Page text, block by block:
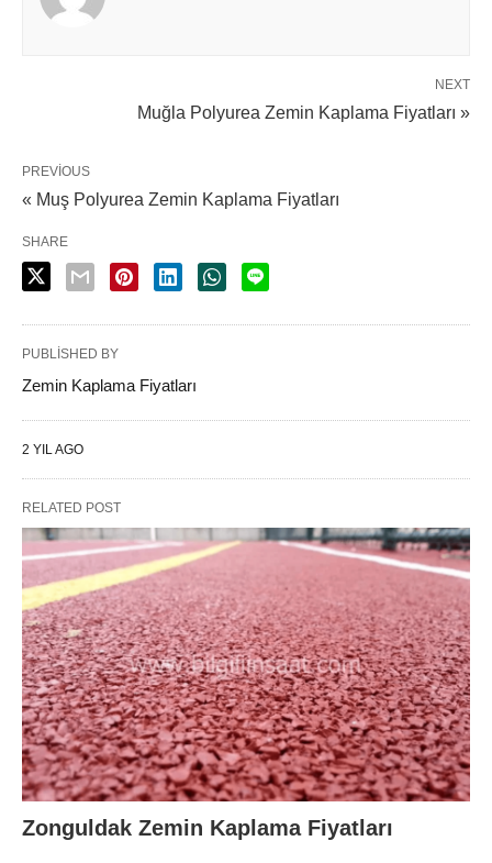
NEXT
Muğla Polyurea Zemin Kaplama Fiyatları »
PREVIOUS
« Muş Polyurea Zemin Kaplama Fiyatları
SHARE
PUBLISHED BY
Zemin Kaplama Fiyatları
2 YIL AGO
RELATED POST
Zonguldak Zemin Kaplama Fiyatları